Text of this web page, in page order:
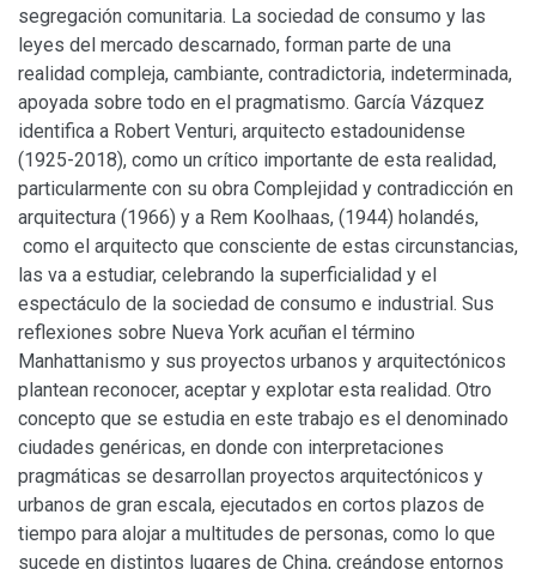
segregación comunitaria. La sociedad de consumo y las
leyes del mercado descarnado, forman parte de una
realidad compleja, cambiante, contradictoria, indeterminada,
apoyada sobre todo en el pragmatismo. García Vázquez
identifica a Robert Venturi, arquitecto estadounidense
(1925-2018), como un crítico importante de esta realidad,
particularmente con su obra Complejidad y contradicción en
arquitectura (1966) y a Rem Koolhaas, (1944) holandés,
como el arquitecto que consciente de estas circunstancias,
las va a estudiar, celebrando la superficialidad y el
espectáculo de la sociedad de consumo e industrial. Sus
reflexiones sobre Nueva York acuñan el término
Manhattanismo y sus proyectos urbanos y arquitectónicos
plantean reconocer, aceptar y explotar esta realidad. Otro
concepto que se estudia en este trabajo es el denominado
ciudades genéricas, en donde con interpretaciones
pragmáticas se desarrollan proyectos arquitectónicos y
urbanos de gran escala, ejecutados en cortos plazos de
tiempo para alojar a multitudes de personas, como lo que
sucede en distintos lugares de China, creándose entornos